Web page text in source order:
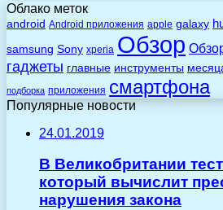
Облако меток
android Android приложения apple galaxy
samsung Sony xperia Обзор
гаджеты главные инструменты
подборка приложения смартфона
Популярные новости
24.01.2019
В Великобритании
который вычислит
нарушения закона